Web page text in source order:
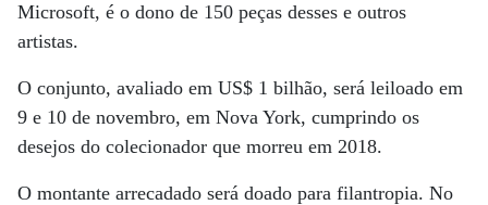
Microsoft, é o dono de 150 peças desses e outros
artistas.
O conjunto, avaliado em US$ 1 bilhão, será leiloado em
9 e 10 de novembro, em Nova York, cumprindo os
desejos do colecionador que morreu em 2018.
O montante arrecadado será doado para filantropia. No